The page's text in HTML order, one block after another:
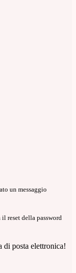
un messaggio
reset della password
di posta elettronica!